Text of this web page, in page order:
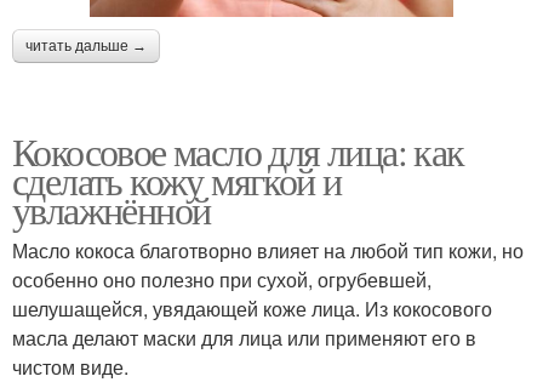
читать дальше →
Кокосовое масло для лица: как
сделать кожу мягкой и
увлажнённой
Масло кокоса благотворно влияет на любой тип кожи, но
особенно оно полезно при сухой, огрубевшей,
шелушащейся, увядающей коже лица. Из кокосового
масла делают маски для лица или применяют его в
чистом виде.